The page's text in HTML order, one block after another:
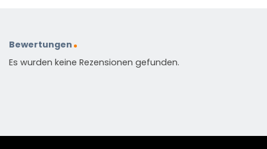
Bewertungen
Es wurden keine Rezensionen gefunden.